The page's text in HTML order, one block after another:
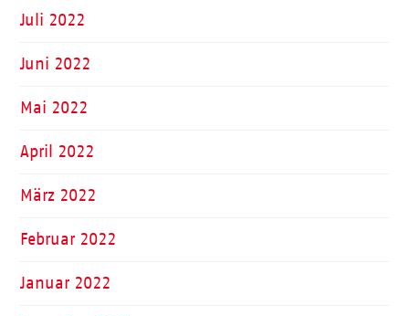
Juli 2022
Juni 2022
Mai 2022
April 2022
März 2022
Februar 2022
Januar 2022